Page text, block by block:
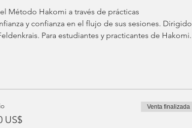
Método Hakomi a través de prácticas
y confianza en el flujo de sus sesiones. Dirigido
Para estudiantes y practicantes de Hakomi.
US$
Venta finalizada